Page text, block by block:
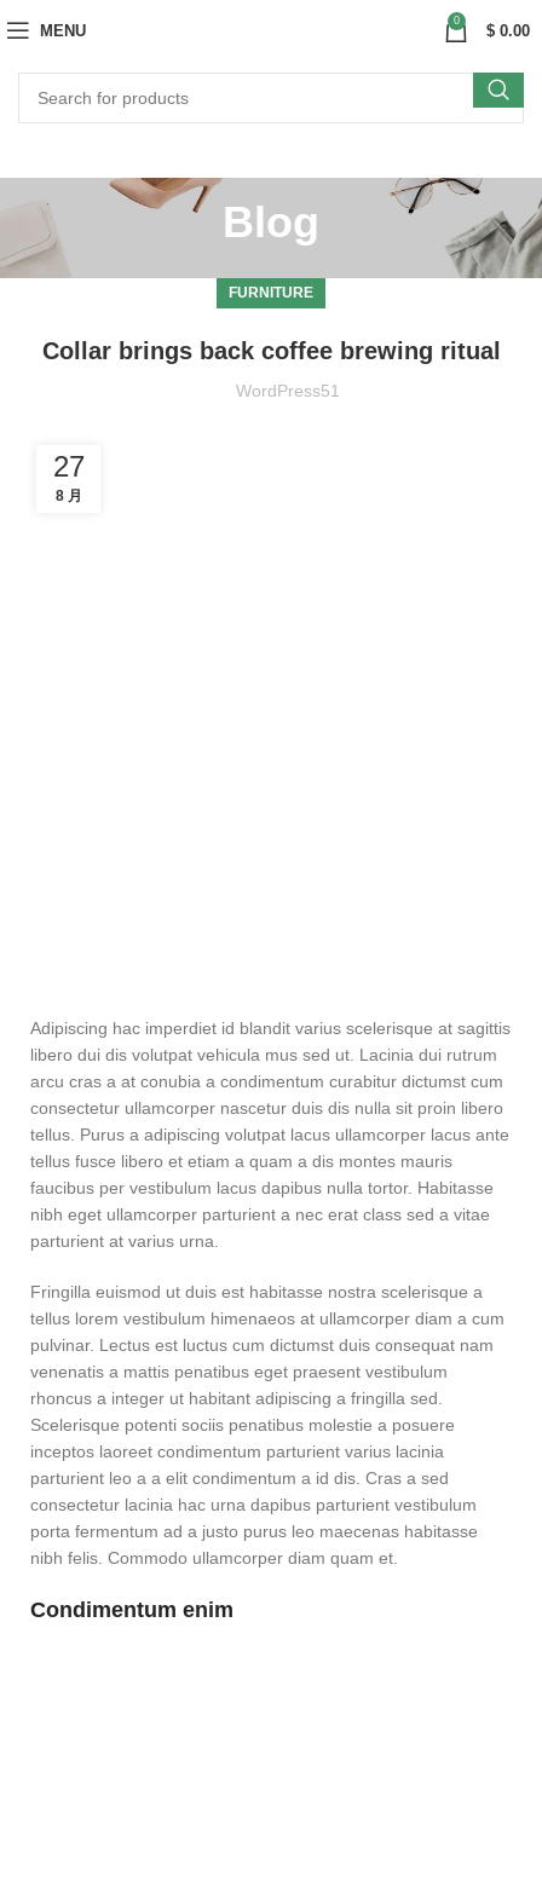
MENU
0
$ 0.00
Blog
FURNITURE
Collar brings back coffee brewing ritual
WordPress51
27
8 月
Adipiscing hac imperdiet id blandit varius scelerisque at sagittis
libero dui dis volutpat vehicula mus sed ut. Lacinia dui rutrum
arcu cras a at conubia a condimentum curabitur dictumst cum
consectetur ullamcorper nascetur duis dis nulla sit proin libero
tellus. Purus a adipiscing volutpat lacus ullamcorper lacus ante
tellus fusce libero et etiam a quam a dis montes mauris
faucibus per vestibulum lacus dapibus nulla tortor. Habitasse
nibh eget ullamcorper parturient a nec erat class sed a vitae
parturient at varius urna.
Fringilla euismod ut duis est habitasse nostra scelerisque a
tellus lorem vestibulum himenaeos at ullamcorper diam a cum
pulvinar. Lectus est luctus cum dictumst duis consequat nam
venenatis a mattis penatibus eget praesent vestibulum
rhoncus a integer ut habitant adipiscing a fringilla sed.
Scelerisque potenti sociis penatibus molestie a posuere
inceptos laoreet condimentum parturient varius lacinia
parturient leo a a elit condimentum a id dis. Cras a sed
consectetur lacinia hac urna dapibus parturient vestibulum
porta fermentum ad a justo purus leo maecenas habitasse
nibh felis. Commodo ullamcorper diam quam et.
Condimentum enim